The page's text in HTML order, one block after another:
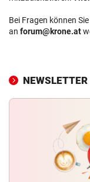
Bei Fragen können
an forum@krone.at
NEWSLETTER